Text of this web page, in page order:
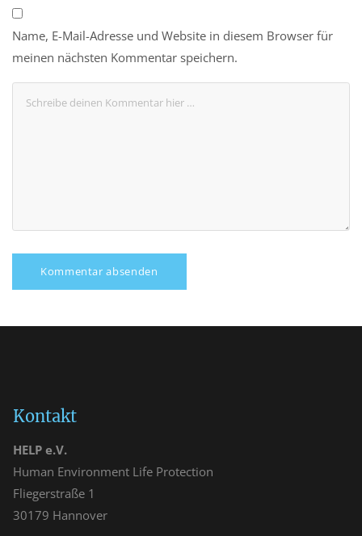
Name, E-Mail-Adresse und Website in diesem Browser für
meinen nächsten Kommentar speichern.
Kontakt
HELP e.V.
Human Environment Life Protection
Fliegerstraße 1
30179 Hannover